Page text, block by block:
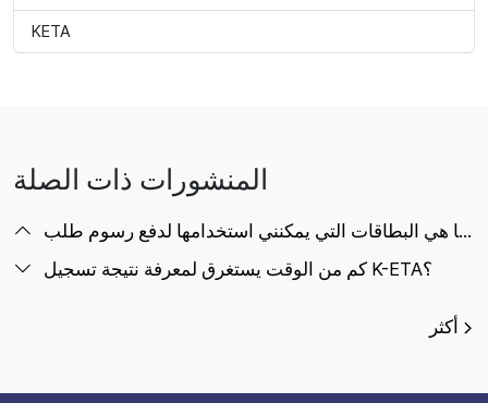
KETA
المنشورات ذات الصلة
كم من الوقت يستغرق لمعرفة نتيجة تسجيل K-ETA؟
أكثر